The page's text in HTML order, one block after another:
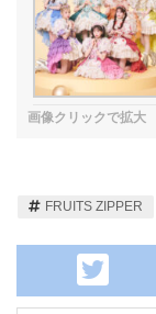
FRUITS ZIPPER